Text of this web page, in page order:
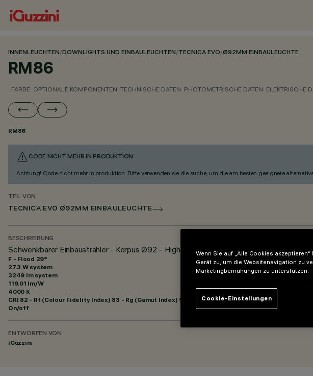
INNENLEUCHTEN/DOWNLIGHTS UND EINBAULEUCHTEN/TECNICA EVO/Ø92MM EINBAULEUCHTE
RM86
FARBE OPTIONALE KOMPONENTEN TECHNISCHE DATEN PHOTOMETRISCHE DATEN ELEKTRISCHE
RM86
CODE NICHT MEHR IN PRODUKTION
Achtung! Code nicht mehr in produktion. Bitte verwenden sie die suche, um die am besten geeignete
TEIL VON
TECNICA EVO Ø92MM EINBAULEUCHTE
BESCHREIBUNG
Schwenkbarer Einbaustrahler - Korpus Ø92 - High Output - Optik Flood
F - Flood 29°
27.3 W system
3249 lm system
119.01 lm/W
4000 K
CRI 82 - Rf (Colour Fidelity Index) 83 - Rg (Gamut Index) 94
On/off
ENTWORFEN VON
iGuzzini
Wenn Sie auf „Alle Cookies
Gerät zu, um die Websitenavigation zu
Marketingbemühungen zu unterstützen.
Cookie-Einstellungen